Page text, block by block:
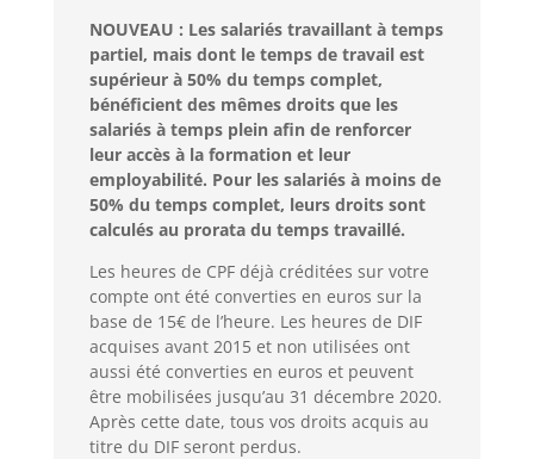
NOUVEAU : Les salariés travaillant à temps
partiel, mais dont le temps de travail est
supérieur à 50% du temps complet,
bénéficient des mêmes droits que les
salariés à temps plein afin de renforcer
leur accès à la formation et leur
employabilité. Pour les salariés à moins de
50% du temps complet, leurs droits sont
calculés au prorata du temps travaillé.
Les heures de CPF déjà créditées sur votre
compte ont été converties en euros sur la
base de 15€ de l’heure. Les heures de DIF
acquises avant 2015 et non utilisées ont
aussi été converties en euros et peuvent
être mobilisées jusqu’au 31 décembre 2020.
Après cette date, tous vos droits acquis au
titre du DIF seront perdus.